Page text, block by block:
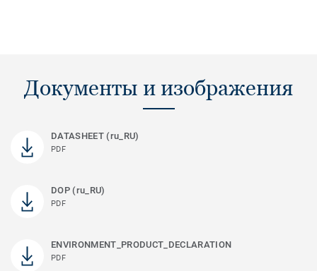
Документы и изображения
DATASHEET (ru_RU)
PDF
DOP (ru_RU)
PDF
ENVIRONMENT_PRODUCT_DECLARATION
PDF